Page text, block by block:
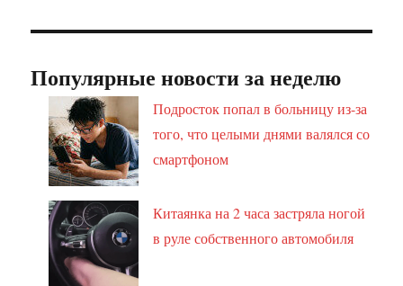
Популярные новости за неделю
Подросток попал в больницу из-за
того, что целыми днями валялся со
смартфоном
Китаянка на 2 часа застряла ногой
в руле собственного автомобиля